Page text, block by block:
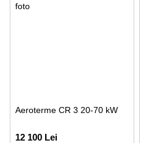
Aeroterme CR 3 20-70 kW
12 100 Lei